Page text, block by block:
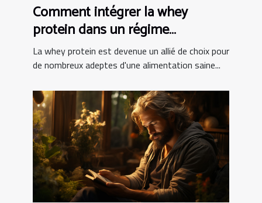
Comment intégrer la whey
protein dans un régime
alimentaire équilibré
La whey protein est devenue un allié de choix pour
de nombreux adeptes d'une alimentation saine...